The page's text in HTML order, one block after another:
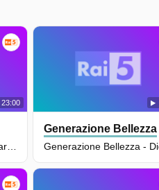
23:00
Generazione Bellezza